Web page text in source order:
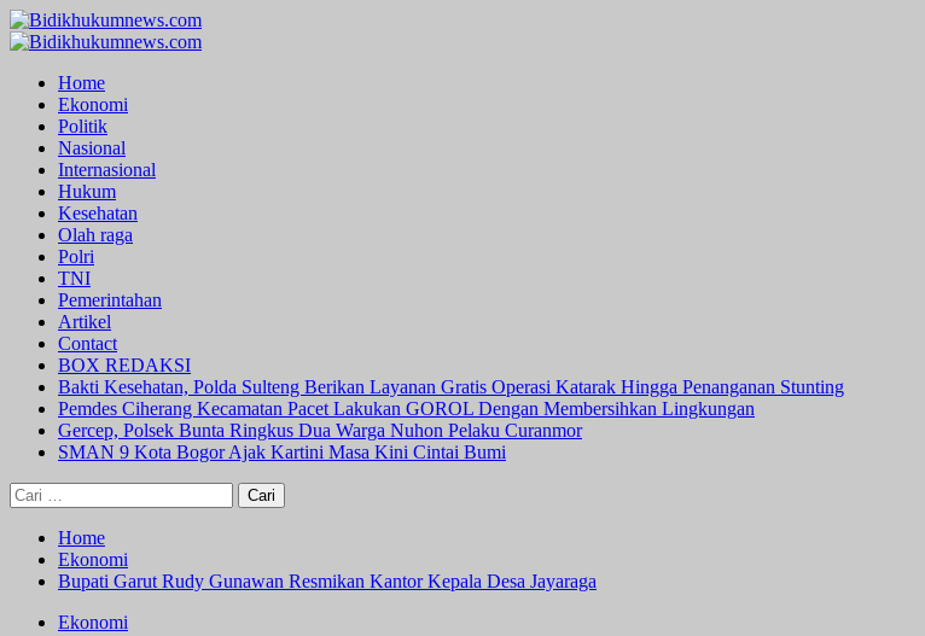
Skip
to
Primary
Home
Ekonomi
Politik
Nasional
Internasional
Hukum
Kesehatan
Olah raga
Polri
TNI
Pemerintahan
Artikel
Contact
BOX REDAKSI
Bakti Kesehatan, Polda Sulteng Berikan Layanan Gratis Operasi Katarak Hingga Penanganan Stunting
Pemdes Ciherang Kecamatan Pacet Lakukan GOROL Dengan Membersihkan Lingkungan
Gercep, Polsek Bunta Ringkus Dua Warga Nuhon Pelaku Curanmor
SMAN 9 Kota Bogor Ajak Kartini Masa Kini Cintai Bumi
Cari
untuk:
Home
Ekonomi
Bupati Garut Rudy Gunawan Resmikan Kantor Kepala Desa Jayaraga
Ekonomi